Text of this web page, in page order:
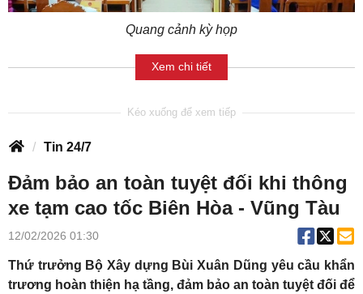
Quang cảnh kỳ họp
Xem chi tiết
Tin 24/7
Đảm bảo an toàn tuyệt đối khi thông
xe tạm cao tốc Biên Hòa - Vũng Tàu
12/02/2026 01:30
Thứ trưởng Bộ Xây dựng Bùi Xuân Dũng yêu cầu khẩn
trương hoàn thiện hạ tầng, đảm bảo an toàn tuyệt đối để